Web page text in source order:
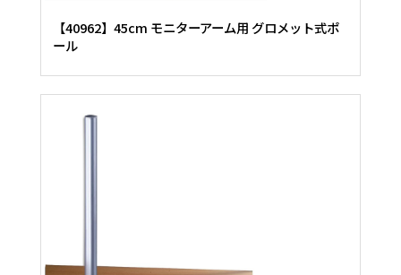
【40962】45cm モニターアーム用 グロメット式ポ
ール